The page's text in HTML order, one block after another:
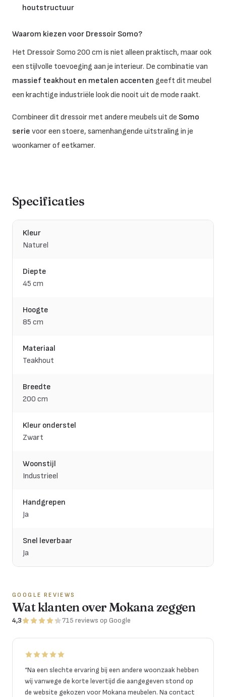
houtstructuur
Waarom kiezen voor Dressoir Somo?
Het Dressoir Somo 200 cm is niet alleen praktisch, maar ook
een stijlvolle toevoeging aan je interieur. De combinatie van
massief teakhout en metalen accenten geeft dit meubel
een krachtige industriële look die nooit uit de mode raakt.
Combineer dit dressoir met andere meubels uit de Somo
serie voor een stoere, samenhangende uitstraling in je
woonkamer of eetkamer.
Specificaties
Kleur
Naturel
Diepte
45 cm
Hoogte
85 cm
Materiaal
Teakhout
Breedte
200 cm
Kleur onderstel
Zwart
Woonstijl
Industrieel
Handgrepen
Ja
Snel leverbaar
Ja
GOOGLE REVIEWS
Wat klanten over Mokana zeggen
4,3 715 reviews op Google
“Na een slechte ervaring bij een andere woonzaak hebben
wij vanwege de korte levertijd die aangegeven stond op
de website gekozen voor Mokana meubelen. Na contact